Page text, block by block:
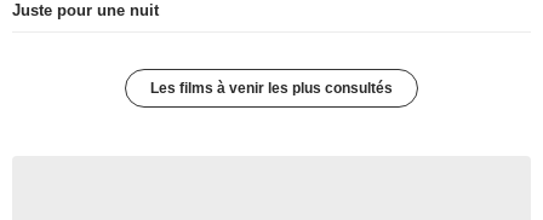
Juste pour une nuit
Les films à venir les plus consultés